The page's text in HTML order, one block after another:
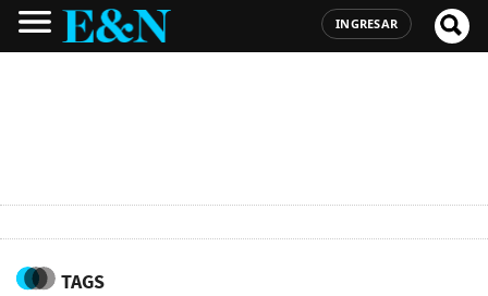
INGRESAR
TAGS